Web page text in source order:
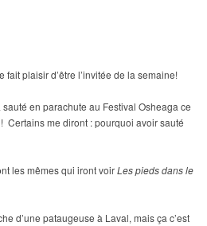
fait plaisir d’être l’invitée de la semaine!
en parachute au Festival Osheaga ce
me diront : pourquoi avoir sauté
les mêmes qui iront voirLes pieds dans le
d’une pataugeuse à Laval, mais ça c’est